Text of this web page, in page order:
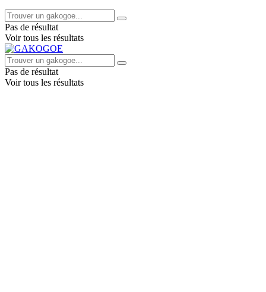
Pas de résultat
Voir tous les résultats
Pas de résultat
Voir tous les résultats